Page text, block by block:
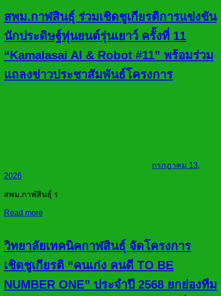
สพม.กาฬสินธุ์ ร่วมเชิดชูเกียรติการแข่งขัน
นักประดิษฐ์หุ่นยนต์รุ่นเยาว์ ครั้งที่ 11
“Kamalasai AI & Robot #11” พร้อมร่วม
แถลงข่าวประชาสัมพันธ์โครงการ
กรกฎาคม 13,
2026
สพม.กาฬสินธุ์ ร
Read more
วิทยาลัยเทคนิคกาฬสินธุ์ จัดโครงการ
เชิดชูเกียรติ “คนเก่ง คนดี TO BE
NUMBER ONE” ประจำปี 2568 ยกย่องทีม